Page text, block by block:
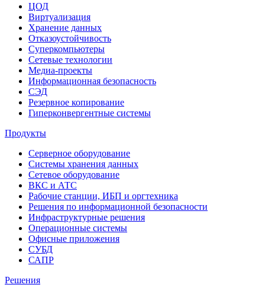
ЦОД
Виртуализация
Хранение данных
Отказоустойчивость
Суперкомпьютеры
Сетевые технологии
Медиа-проекты
Информационная безопасность
СЭД
Резервное копирование
Гиперконвергентные системы
Продукты
Серверное оборудование
Системы хранения данных
Сетевое оборудование
ВКС и АТС
Рабочие станции, ИБП и оргтехника
Решения по информационной безопасности
Инфраструктурные решения
Операционные системы
Офисные приложения
СУБД
САПР
Решения